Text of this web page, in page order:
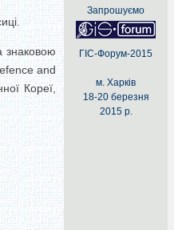
знаковою
and
Кореї,
Запрошуємо
ГІС-Форум-2015
м. Харків
18-20 березня
2015 р.